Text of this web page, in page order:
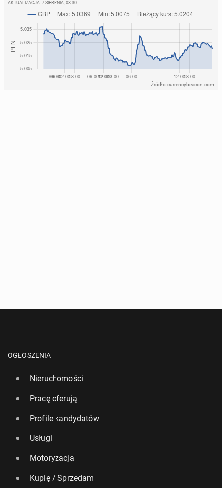
AKTUALIZACJA: 7 SIERPNIA, 08:30
Źródło: currencybeacon.com
OGŁOSZENIA
Nieruchomości
Pracę oferują
Profile kandydatów
Usługi
Motoryzacja
Kupię / Sprzedam